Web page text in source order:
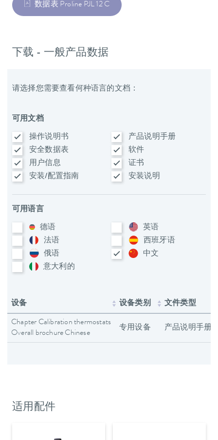
数据表 Proline PJL 12 C
下载 - 一般产品数据
请选择您需要查看何种语言的文档：
可用文档
操作说明书
产品说明手册
安全数据表
软件
用户信息
证书
安装/配置指南
安装说明
可用语言
德语
英语
法语
西班牙语
俄语
中文
意大利​的
设备 设备类别 文件类型
Chapter Calibration thermostats
Overall brochure Chinese
专用设备 产品说明手册
适用配件